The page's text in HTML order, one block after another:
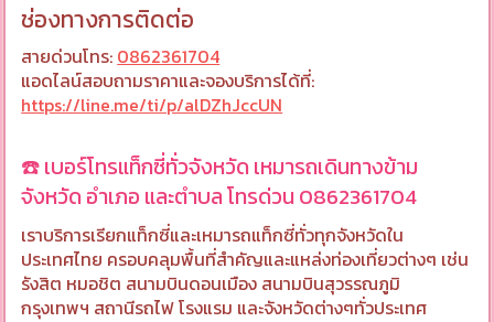
ช่องทางการติดต่อ
สายด่วนโทร: 0862361704
แอดไลน์สอบถามราคาและจองบริการได้ที่:
https://line.me/ti/p/alDZhJccUN
☎️ เบอร์โทรแท็กซี่ทั่วจังหวัด เหมารถเดินทางข้าม
จังหวัด อำเภอ และตำบล โทรด่วน 0862361704
เราบริการเรียกแท็กซี่และเหมารถแท็กซี่ทั่วทุกจังหวัดใน
ประเทศไทย ครอบคลุมพื้นที่สำคัญและแหล่งท่องเที่ยวต่างๆ เช่น
รังสิต หมอชิต สนามบินดอนเมือง สนามบินสุวรรณภูมิ
กรุงเทพฯ สถานีรถไฟ โรงแรม และจังหวัดต่างๆทั่วประเทศ